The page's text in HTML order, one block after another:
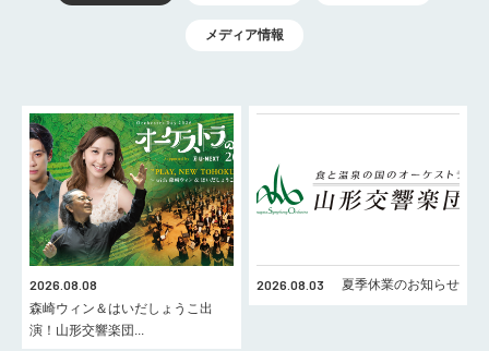
メディア情報
2026.08.08
森崎ウィン＆はいだしょうこ出
演！山形交響楽団...
2026.08.03 夏季休業のお知らせ